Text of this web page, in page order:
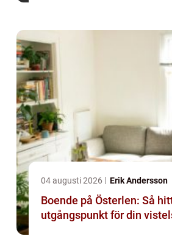
04 augusti 2026 Erik Andersson
Boende på Österlen: Så
utgångspunkt för din